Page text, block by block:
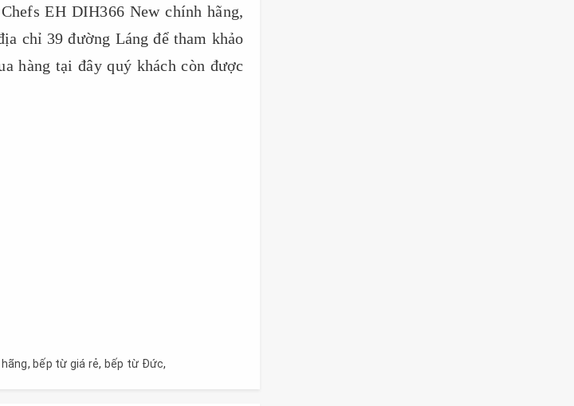
EH DIH366 New chính hãng,
chỉ 39 đường Láng để tham khảo
hàng tại đây quý khách còn được
, bếp từ giá rẻ, bếp từ Đức,